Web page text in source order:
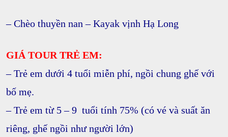
– Chèo thuyền nan – Kayak vịnh Hạ Long
GIÁ TOUR TRẺ EM:
– Trẻ em dưới 4 tuổi miễn phí, ngồi chung ghế với
bố mẹ.
– Trẻ em từ 5 – 9 tuổi tính 75% (có vé và suất ăn
riêng, ghế ngồi như người lớn)